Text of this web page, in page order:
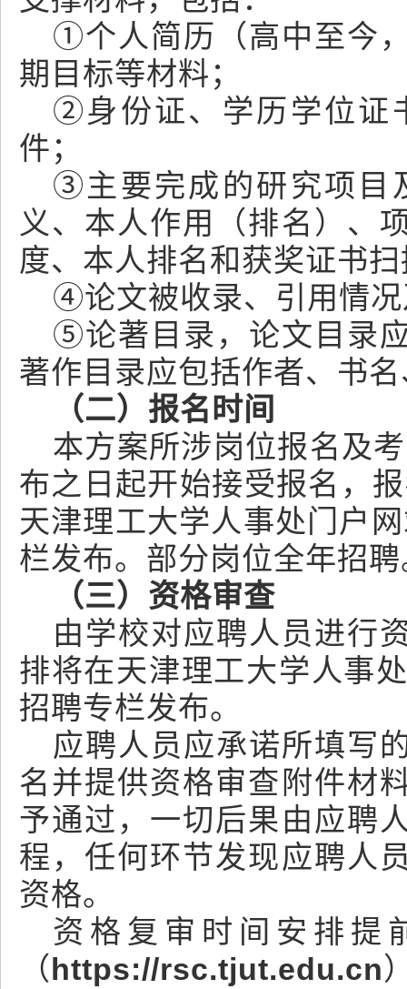
①个人简历（高中至今
期目标等材料；
②身份证、学历学位证
件；
③主要完成的研究项目
义、本人作用（排名）、
度、本人排名和获奖证书
④论文被收录、引用情
⑤论著目录，论文目录
著作目录应包括作者、书
（二）报名时间
本方案所涉岗位报名及
布之日起开始接受报名，
天津理工大学人事处门户
栏发布。部分岗位全年招
（三）资格审查
由学校对应聘人员进行
排将在天津理工大学人事
招聘专栏发布。
应聘人员应承诺所填写
名并提供资格审查附件材
予通过，一切后果由应聘
程，任何环节发现应聘人
资格。
资格复审时间安排提
（https://rsc.tjut.edu.cn